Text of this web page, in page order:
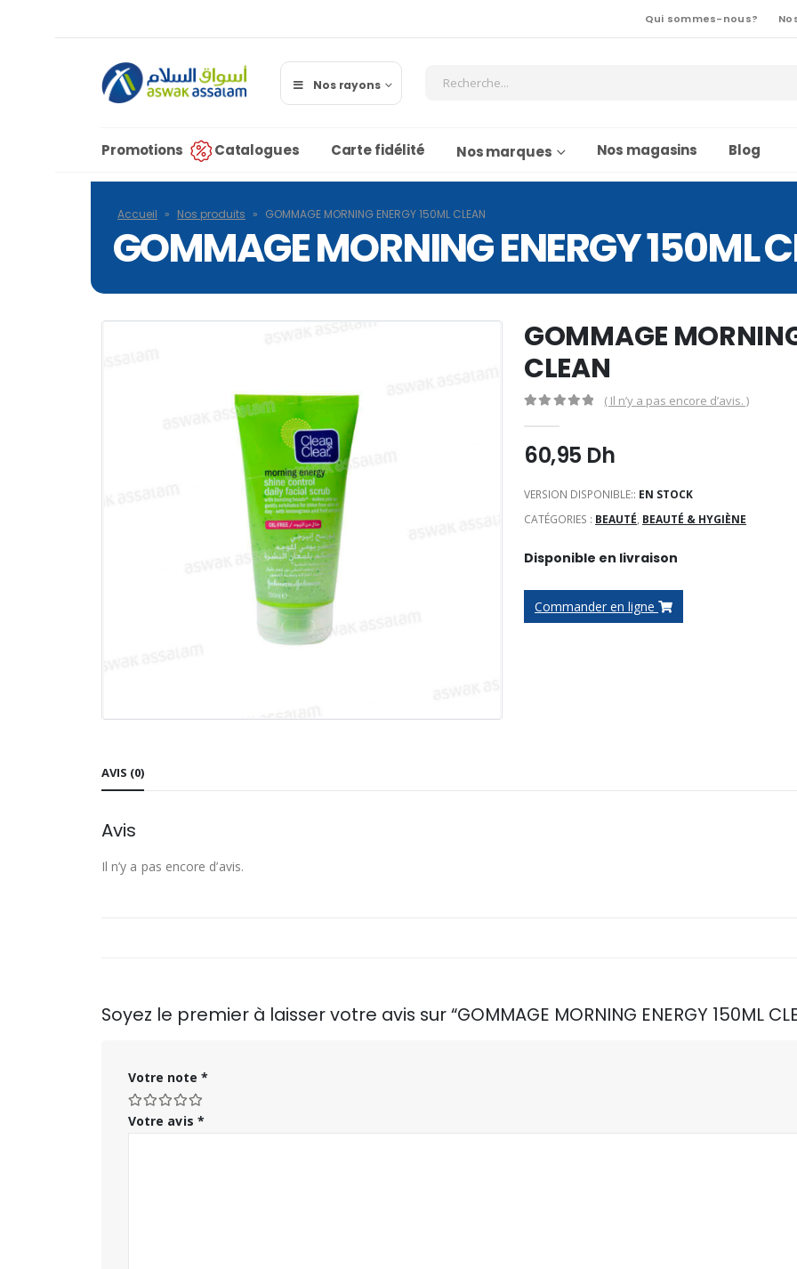
Qui sommes-nous?
Nos rayons
Promotions Catalogues Carte fidélité Nos marques Nos magasins Blog
Accueil » Nos produits » GOMMAGE MORNING ENERGY 150ML CLEAN
GOMMAGE MORNING ENERGY 150ML
GOMMAGE
CLEAN
( Il n’y a pas encore d’avis. )
60,95 Dh
VERSION DISPONIBLE:: EN STOCK
CATÉGORIES : BEAUTÉ, BEAUTÉ & HYGIÈNE
Disponible en livraison
Commander en ligne
AVIS (0)
Avis
Il n’y a pas encore d’avis.
Soyez le premier à laisser votre avis sur “GOMMAGE MORNING ENERGY 150ML
Votre note *
Votre avis *